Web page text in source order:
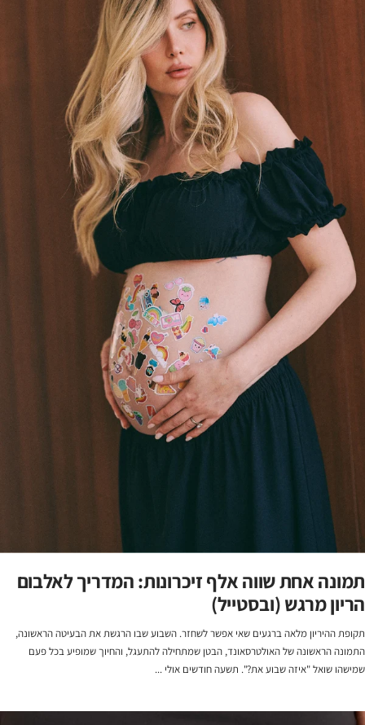
תמונה אחת שווה אלף זיכרונות: המדריך לאלבום
הריון מרגש (ובסטייל)
תקופת ההיריון מלאה ברגעים שאי אפשר לשחזר. השבוע שבו הרגשת את הבעיטה הראשונה,
התמונה הראשונה של האולטרסאונד, הבטן שמתחילה להתעגל, והחיוך שמופיע בכל פעם
שמישהו שואל "איזה שבוע את?". תשעה חודשים אולי ...